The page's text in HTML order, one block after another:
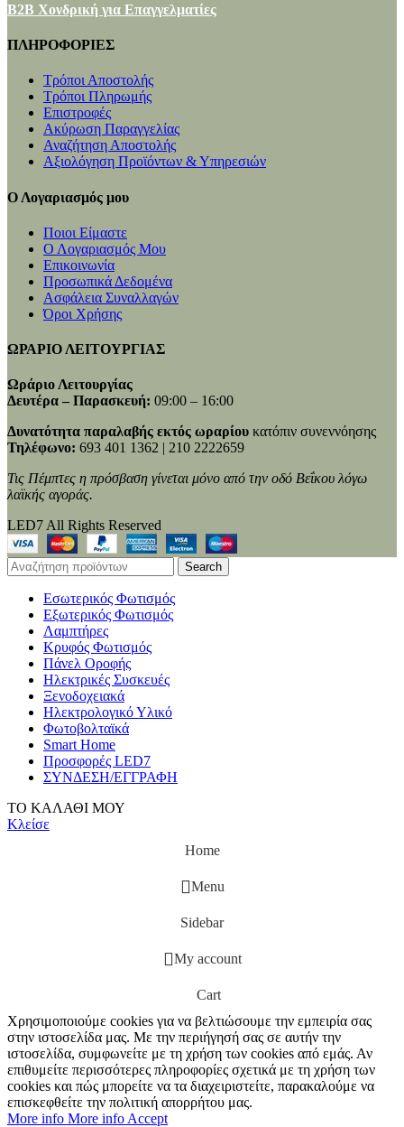
B2B Χονδρική για Επαγγελματίες
ΠΛΗΡΟΦΟΡΙΕΣ
Τρόποι Αποστολής
Τρόποι Πληρωμής
Επιστροφές
Ακύρωση Παραγγελίας
Αναζήτηση Αποστολής
Αξιολόγηση Προϊόντων & Υπηρεσιών
Ο Λογαριασμός μου
Ποιοι Είμαστε
Ο Λογαριασμός Μου
Επικοινωνία
Προσωπικά Δεδομένα
Ασφάλεια Συναλλαγών
Όροι Χρήσης
ΩΡΑΡΙΟ ΛΕΙΤΟΥΡΓΙΑΣ
Ωράριο Λειτουργίας
Δευτέρα – Παρασκευή: 09:00 – 16:00
Δυνατότητα παραλαβής εκτός ωραρίου κατόπιν συνεννόησης
Τηλέφωνο: 693 401 1362 | 210 2222659
Τις Πέμπτες η πρόσβαση γίνεται μόνο από την οδό Βεΐκου λόγω
λαϊκής αγοράς.
LED7 All Rights Reserved
Search
Εσωτερικός Φωτισμός
Εξωτερικός Φωτισμός
Λαμπτήρες
Κρυφός Φωτισμός
Πάνελ Οροφής
Ηλεκτρικές Συσκευές
Ξενοδοχειακά
Ηλεκτρολογικό Υλικό
Φωτοβολταϊκά
Smart Home
Προσφορές LED7
ΣΥΝΔΕΣΗ/ΕΓΓΡΑΦΗ
ΤΟ ΚΑΛΑΘΙ ΜΟΥ
Κλείσε
Home
Menu
Sidebar
My account
Cart
Χρησιμοποιούμε cookies για να βελτιώσουμε την εμπειρία σας
στην ιστοσελίδα μας. Με την περιήγησή σας σε αυτήν την
ιστοσελίδα, συμφωνείτε με τη χρήση των cookies από εμάς. Αν
επιθυμείτε περισσότερες πληροφορίες σχετικά με τη χρήση των
cookies και πώς μπορείτε να τα διαχειριστείτε, παρακαλούμε να
επισκεφθείτε την πολιτική απορρήτου μας.
More info More info Accept